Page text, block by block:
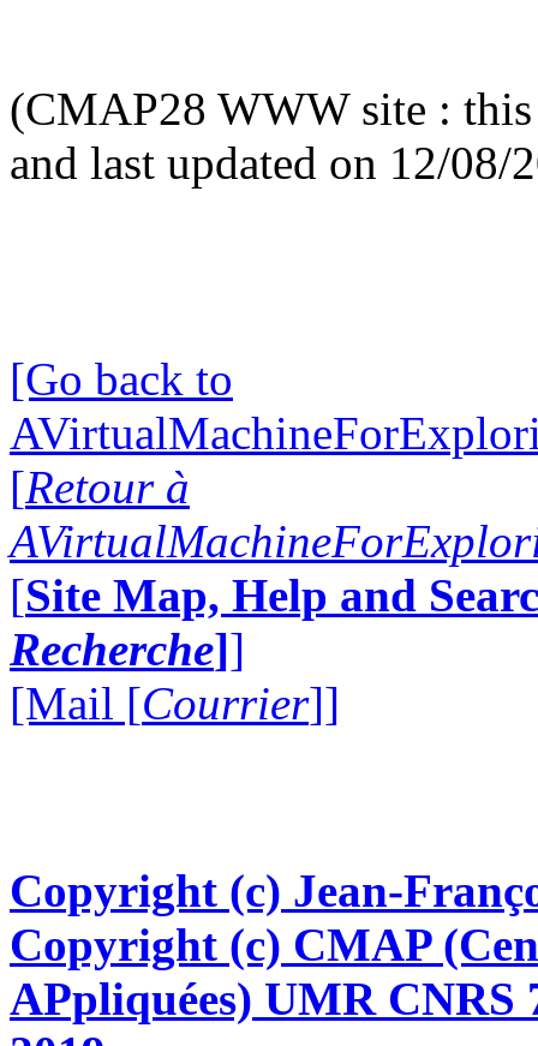
(CMAP28 WWW site : this
and last updated on 12/08/
[Go back to
[Retour à
[Site Map, Help and
Recherche]]
[Mail [Courrier]]
Copyright (c) Jean-
Copyright (c) CMAP
APpliquées) UMR CNRS